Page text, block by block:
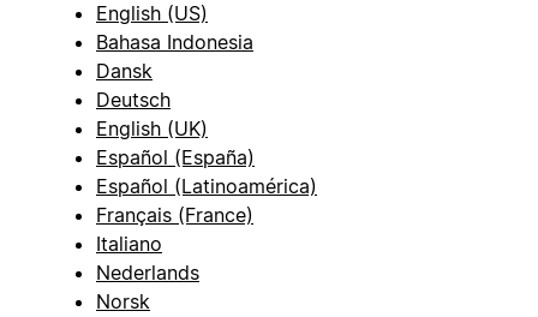
English (US)
Bahasa Indonesia
Dansk
Deutsch
English (UK)
Español (España)
Español (Latinoamérica)
Français (France)
Italiano
Nederlands
Norsk